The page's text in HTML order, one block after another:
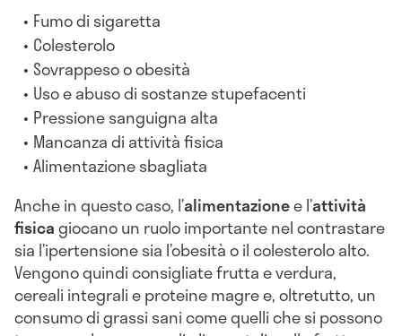
Fumo di sigaretta
Colesterolo
Sovrappeso o obesità
Uso e abuso di sostanze stupefacenti
Pressione sanguigna alta
Mancanza di attività fisica
Alimentazione sbagliata
Anche in questo caso, l’alimentazionee l’attività
fisicagiocano un ruolo importante nel contrastare
sia l’ipertensione sia l’obesità o il colesterolo alto.
Vengono quindi consigliate frutta e verdura,
cereali integrali e proteine magre e, oltretutto, un
consumo di grassi sani come quelli che si possono